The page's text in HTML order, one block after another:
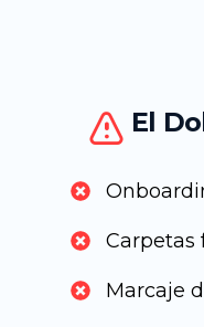
El
Carpetas
Marcaje